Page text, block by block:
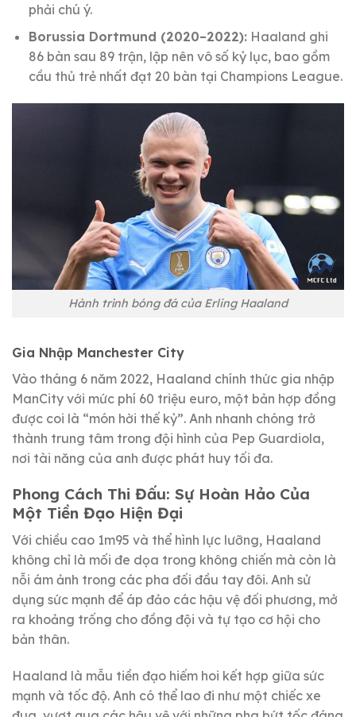
phải chú ý.
Borussia Dortmund (2020–2022):Haaland ghi
86 bàn sau 89 trận, lập nên vô số kỷ lục, bao gồm
cầu thủ trẻ nhất đạt 20 bàn tại Champions League.
Hành trình bóng đá của Erling Haaland
Gia Nhập Manchester City
Vào tháng 6 năm 2022, Haaland chính thức gia nhập
ManCity với mức phí 60 triệu euro, một bản hợp đồng
được coi là “món hời thế kỷ”. Anh nhanh chóng trở
thành trung tâm trong đội hình của Pep Guardiola,
nơi tài năng của anh được phát huy tối đa.
Phong Cách Thi Đấu: Sự Hoàn Hảo Của
Một Tiền Đạo Hiện Đại
Với chiều cao 1m95 và thể hình lực lưỡng, Haaland
không chỉ là mối đe dọa trong không chiến mà còn là
nỗi ám ảnh trong các pha đối đầu tay đôi. Anh sử
dụng sức mạnh để áp đảo các hậu vệ đối phương, mở
ra khoảng trống cho đồng đội và tự tạo cơ hội cho
bản thân.
Haaland là mẫu tiền đạo hiếm hoi kết hợp giữa sức
mạnh và tốc độ. Anh có thể lao đi như một chiếc xe